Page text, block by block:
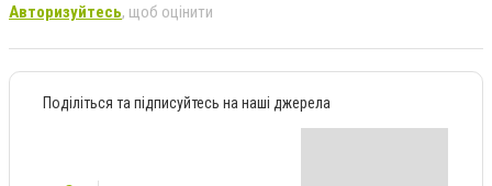
Авторизуйтесь, щоб оцінити
Поділіться та підписуйтесь на наші джерела